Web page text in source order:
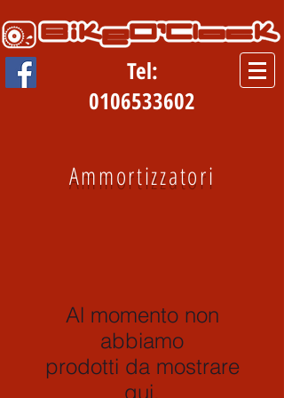
Tel:
0106533602
Ammortizzatori
Al momento non
abbiamo
prodotti da mostrare
qui.